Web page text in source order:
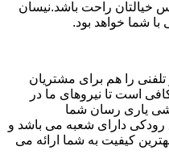
خیالتان راحت باشد.نیسان
با شما خواهد بود.
تلفنی را هم برای مشتریان
است تا نیروهای ما در
یاری رسان شما
رودکی دارای شعبه می باشد و
کیفیت به شما ارائه می